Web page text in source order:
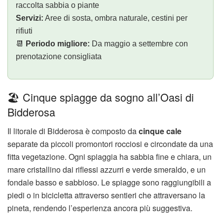
raccolta sabbia o piante
Servizi: Aree di sosta, ombra naturale, cestini per
rifiuti
📆
Periodo migliore: Da maggio a settembre con
prenotazione consigliata
🏖️ Cinque spiagge da sogno all’Oasi di
Bidderosa
Il litorale di Bidderosa è composto dacinque cale
separate da piccoli promontori rocciosi e circondate da una
fitta vegetazione. Ogni spiaggia ha sabbia fine e chiara, un
mare cristallino dai riflessi azzurri e verde smeraldo, e un
fondale basso e sabbioso. Le spiagge sono raggiungibili a
piedi o in bicicletta attraverso sentieri che attraversano la
pineta, rendendo l’esperienza ancora più suggestiva.